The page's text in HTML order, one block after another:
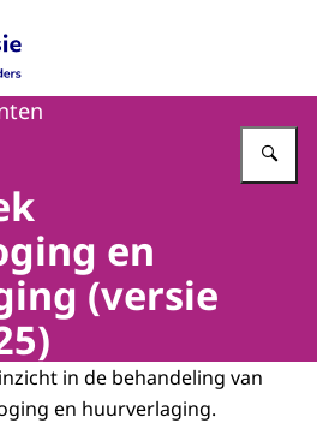
Huurcommissie
en
(versie
in de behandeling van
en huurverlaging.